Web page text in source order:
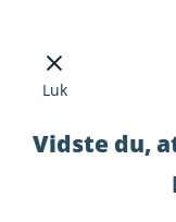
Luk
Vidste du,